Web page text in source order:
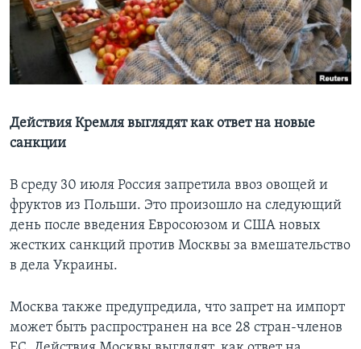
Learning English
СОЦИАЛЬНЫЕ СЕТИ
Языки
Действия Кремля выглядят как ответ на новые
санкции
В среду 30 июля Россия запретила ввоз овощей и
фруктов из Польши. Это произошло на следующий
день после введения Евросоюзом и США новых
жестких санкций против Москвы за вмешательство
в дела Украины.
Москва также предупредила, что запрет на импорт
может быть распространен на все 28 стран-членов